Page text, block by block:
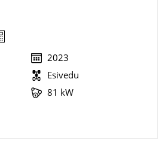
2023
Esivedu
81 kW